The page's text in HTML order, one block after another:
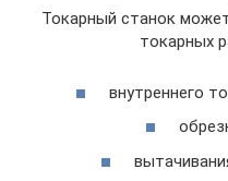
Токарный станок
токарных
внутреннего